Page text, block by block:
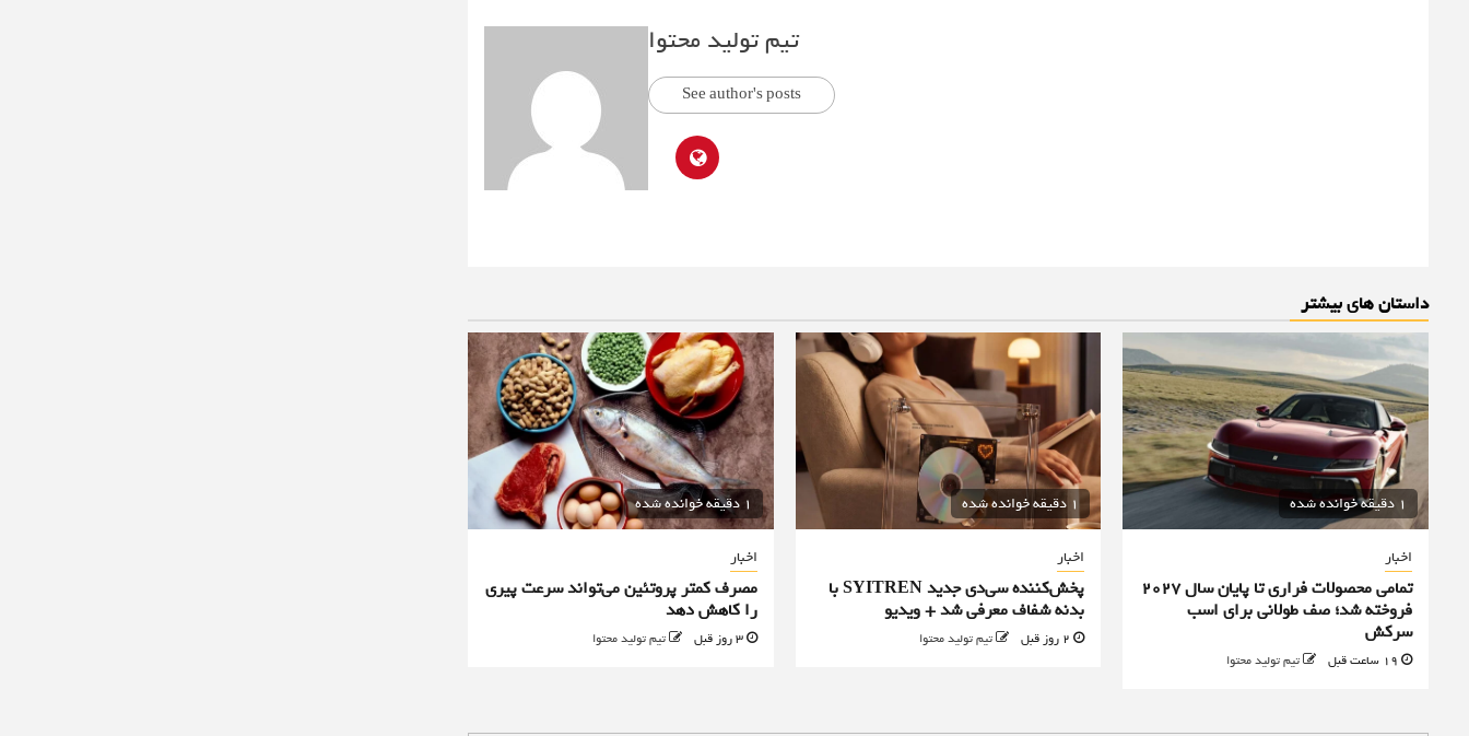
تیم تولید محتوا
See author's posts
داستان های بیشتر
1 دقیقه خوانده شده
اخبار
تمامی محصولات فراری تا پایان سال ۲۰۲۷
فروخته شد؛ صف طولانی برای اسب
سرکش
تیم تولید محتوا
1 دقیقه خوانده شده
اخبار
پخش‌کننده سی‌دی جدید SYITREN با
بدنه شفاف معرفی شد + ویدیو
2 روز قبل تیم تولید محتوا
1 دقیقه خوانده شده
اخبار
مصرف کمتر پروتئین می‌تواند سرعت پیری
را کاهش دهد
3 روز قبل تیم تولید محتوا